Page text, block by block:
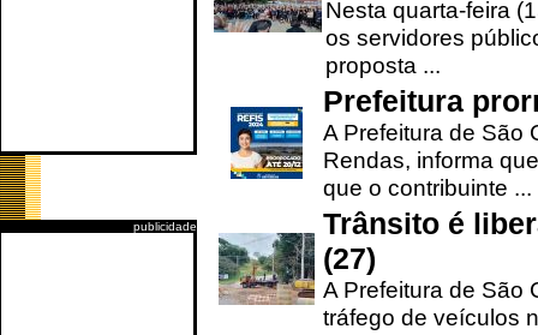
publicidade
Nesta quarta-feira
os servidores
proposta ...
Prefeitura
A Prefeitura de São
Rendas, informa
que o contribuinte ...
Trânsito é
(27)
A Prefeitura de São
tráfego de veículos